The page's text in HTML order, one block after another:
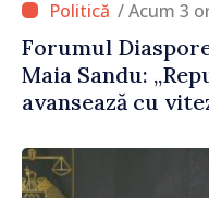
/ Acum 3
Forumul
Maia Sandu:
avansează cu
promovarea și
parcurs”